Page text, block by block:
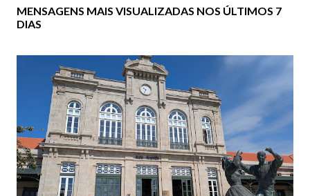
MENSAGENS MAIS VISUALIZADAS NOS ÚLTIMOS 7
DIAS